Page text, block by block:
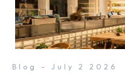
Blog - July 2 2026